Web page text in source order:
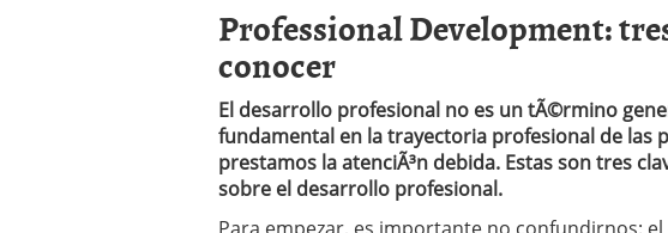
cambiando
del
ahorro
en
España
05/08/2026
Seguros de convenio en pymes: la
Professional Development:
conocer
El desarrollo profesional no es un tÃ©rmino
fundamental en la trayectoria profesional de las
prestamos la atenciÃ³n debida. Estas son tres
sobre el desarrollo profesional.